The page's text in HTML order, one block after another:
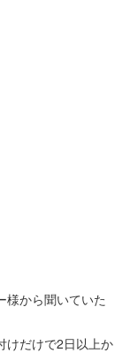
様から聞いていた
けだけで2日以上か